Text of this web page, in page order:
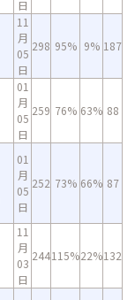
日
11
月
05
日
298 95% 9% 187
01
月
05
日
259 76% 63% 88
01
月
05
日
252 73% 66% 87
11
月
03
日
244115%22%132